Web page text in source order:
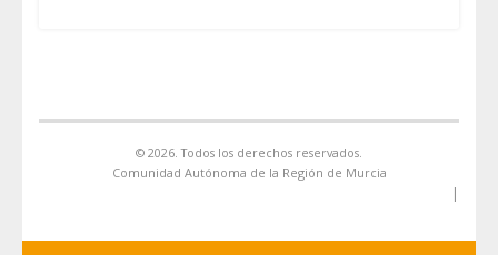
© 2026. Todos los derechos reservados.
Comunidad Autónoma de la Región de Murcia
|